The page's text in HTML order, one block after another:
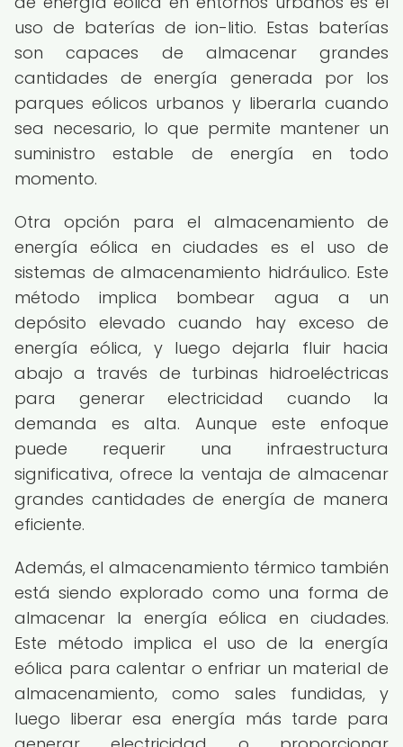
uso de baterías de ion-litio. Estas baterías
son capaces de almacenar grandes
cantidades de energía generada por los
parques eólicos urbanos y liberarla cuando
sea necesario, lo que permite mantener un
suministro estable de energía en todo
momento.
Otra opción para el almacenamiento de
energía eólica en ciudades es el uso de
sistemas de almacenamiento hidráulico. Este
método implica bombear agua a un
depósito elevado cuando hay exceso de
energía eólica, y luego dejarla fluir hacia
abajo a través de turbinas hidroeléctricas
para generar electricidad cuando la
demanda es alta. Aunque este enfoque
puede requerir una infraestructura
significativa, ofrece la ventaja de almacenar
grandes cantidades de energía de manera
eficiente.
Además, el almacenamiento térmico también
está siendo explorado como una forma de
almacenar la energía eólica en ciudades.
Este método implica el uso de la energía
eólica para calentar o enfriar un material de
almacenamiento, como sales fundidas, y
luego liberar esa energía más tarde para